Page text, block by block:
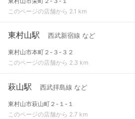
このページの店舗から 2.1 km
東村山駅 西武新宿線 など
東村山市本町２-３-３２
このページの店舗から 2.3 km
萩山駅 西武拝島線 など
東村山市萩山町２-１-１
このページの店舗から 2.7 km